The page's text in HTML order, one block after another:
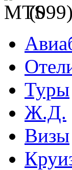
Туры
Ж.Д.
Визы